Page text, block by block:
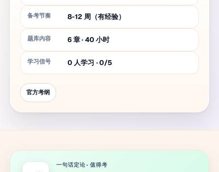
备考节奏 8-12 周（有经验）
题库内容 6章· 40 小时
学习信号 0 人学习 · 0/5
官方考纲
一句话定论 · 值得考